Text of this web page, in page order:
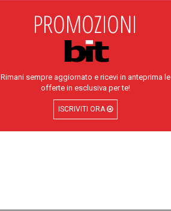
Rimani sempre aggiornato e ricevi in anteprima le
offerte in esclusiva per te!
ISCRIVITI ORA